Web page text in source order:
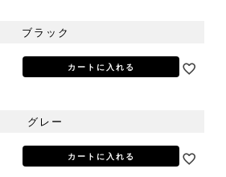
ブラック
カートに入れる
グレー
カートに入れる